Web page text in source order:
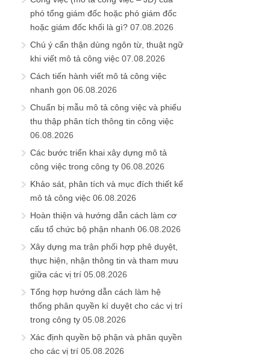
phó tổng giám đốc hoặc phó giám đốc
hoặc giám đốc khối là gì? 07.08.2026
Chú ý cẩn thận dùng ngôn từ, thuật ngữ
khi viết mô tả công việc 07.08.2026
Cách tiến hành viết mô tả công việc
nhanh gọn 06.08.2026
Chuẩn bị mẫu mô tả công việc và phiếu
thu thập phân tích thông tin công việc
06.08.2026
Các bước triển khai xây dựng mô tả
công việc trong công ty 06.08.2026
Khảo sát, phân tích và mục đích thiết kế
mô tả công việc 06.08.2026
Hoàn thiện và hướng dẫn cách làm cơ
cấu tổ chức bộ phận nhanh 06.08.2026
Xây dựng ma trận phối hợp phê duyệt,
thực hiện, nhận thông tin và tham mưu
giữa các vị trí 05.08.2026
Tổng hợp hướng dẫn cách làm hệ
thống phân quyền kí duyệt cho các vị trí
trong công ty 05.08.2026
Xác định quyền bộ phận và phân quyền
cho các vị trí 05.08.2026